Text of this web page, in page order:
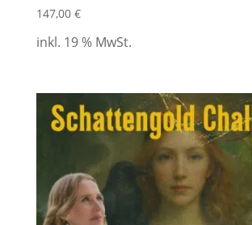
147,00 €
inkl. 19 % MwSt.